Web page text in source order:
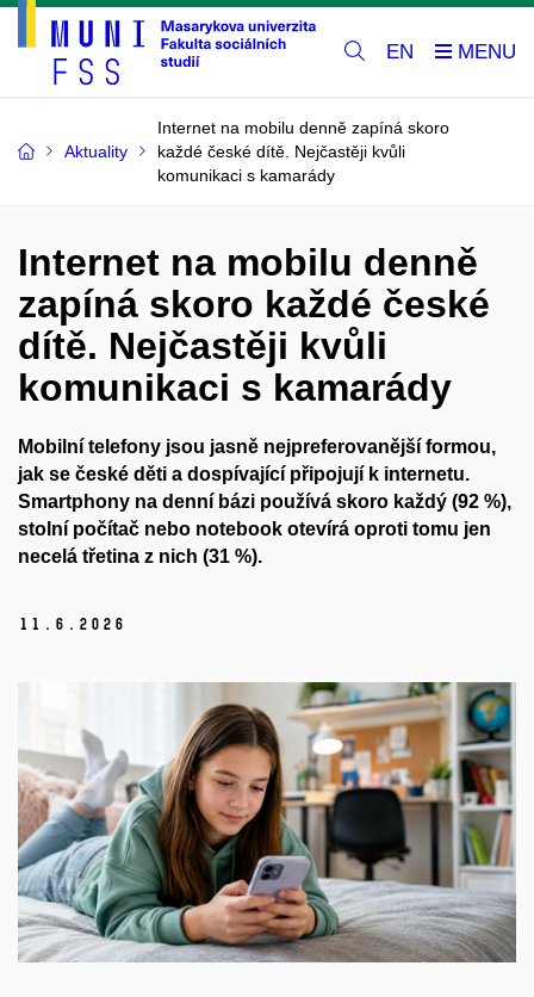
EN
Aktuality
Internet na mobilu denně zapíná skoro
každé české dítě. Nejčastěji kvůli
komunikaci s kamarády
Internet na mobilu denně
zapíná skoro každé české
dítě. Nejčastěji kvůli
komunikaci s kamarády
Mobilní telefony jsou jasně nejpreferovanější formou,
jak se české děti a dospívající připojují k internetu.
Smartphony na denní bázi používá skoro každý (92 %),
stolní počítač nebo notebook otevírá oproti tomu jen
necelá třetina z nich (31 %).
11. 6. 2026